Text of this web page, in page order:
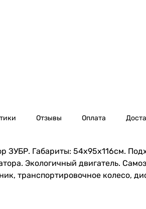
Отзывы Оплата
ЗУБР. Габариты: 54х95х116см.
Экологичный двигатель.
транспортировочное колесо,